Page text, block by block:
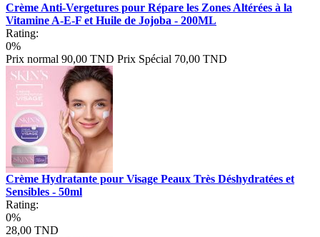
Crème Anti-Vergetures pour Répare les Zones Altérées à la
Vitamine A-E-F et Huile de Jojoba - 200ML
Rating:
0%
Prix normal 90,00 TND Prix Spécial 70,00 TND
Crème Hydratante pour Visage Peaux Très Déshydratées et
Sensibles - 50ml
Rating:
0%
28,00 TND